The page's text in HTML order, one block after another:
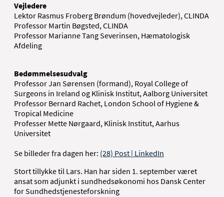
Vejledere
Lektor Rasmus Froberg Brøndum (hovedvejleder), CLINDA
Professor Martin Bøgsted, CLINDA
Professor Marianne Tang Severinsen, Hæmatologisk
Afdeling
Bedømmelsesudvalg
Professor Jan Sørensen (formand), Royal College of
Surgeons in Ireland og Klinisk Institut, Aalborg Universitet
Professor Bernard Rachet, London School of Hygiene &
Tropical Medicine
Professer Mette Nørgaard, Klinisk Institut, Aarhus
Universitet
Se billeder fra dagen her: (28) Post | LinkedIn
Stort tillykke til Lars. Han har siden 1. september været
ansat som adjunkt i sundhedsøkonomi hos Dansk Center
for Sundhedstjenesteforskning